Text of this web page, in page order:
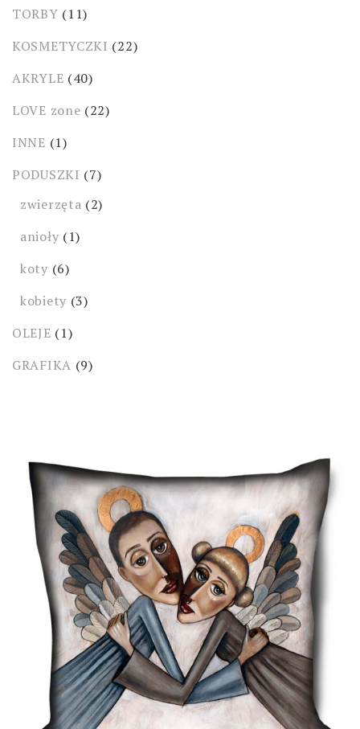
TORBY (11)
KOSMETYCZKI (22)
AKRYLE (40)
LOVE zone (22)
INNE (1)
PODUSZKI (7)
zwierzęta (2)
anioły (1)
koty (6)
kobiety (3)
OLEJE (1)
GRAFIKA (9)